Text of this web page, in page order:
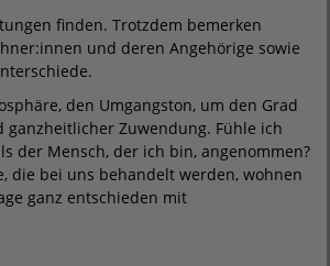
finden. Trotzdem bemerken
und deren Angehörige sowie
den Umgangston, um den Grad
Zuwendung. Fühle ich
der Mensch, der ich bin, angenommen?
die bei uns behandelt werden, wohnen
ganz entschieden mit